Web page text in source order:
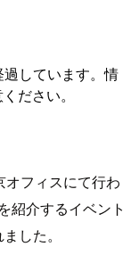
しています。情
ださい。
フィスにて行わ
紹介するイベント
した。